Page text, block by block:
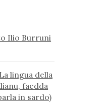
Ilio Burruni
La lingua della
faedda
in sardo)